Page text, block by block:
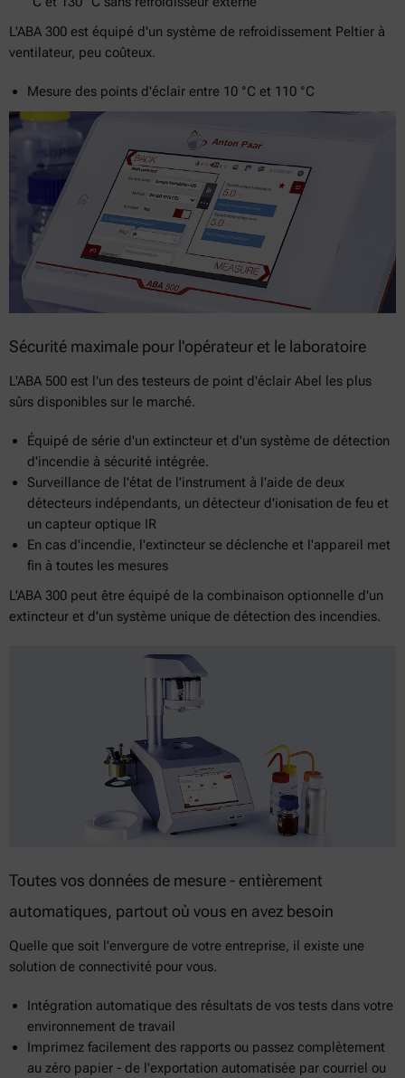
L'ABA 300 est équipé d'un système de refroidissement Peltier à
ventilateur, peu coûteux.
Mesure des points d'éclair entre 10 °C et 110 °C
Sécurité maximale pour l'opérateur et le laboratoire
L'ABA 500 est l'un des testeurs de point d'éclair Abel les plus
sûrs disponibles sur le marché.
Équipé de série d'un extincteur et d'un système de détection
d'incendie à sécurité intégrée.
Surveillance de l'état de l'instrument à l'aide de deux
détecteurs indépendants, un détecteur d'ionisation de feu et
un capteur optique IR
En cas d'incendie, l'extincteur se déclenche et l'appareil met
fin à toutes les mesures
L'ABA 300 peut être équipé de la combinaison optionnelle d'un
extincteur et d'un système unique de détection des incendies.
Toutes vos données de mesure - entièrement
automatiques, partout où vous en avez besoin
Quelle que soit l'envergure de votre entreprise, il existe une
solution de connectivité pour vous.
Intégration automatique des résultats de vos tests dans votre
environnement de travail
Imprimez facilement des rapports ou passez complètement
au zéro papier - de l'exportation automatisée par courriel ou